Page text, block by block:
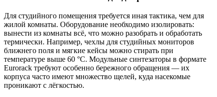
Для студийного помещения требуется иная тактика, чем для
жилой комнаты. Оборудование необходимо изолировать:
вынести из комнаты всё, что можно разобрать и обработать
термически. Например, чехлы для студийных мониторов
ближнего поля и мягкие кейсы можно стирать при
температуре выше 60 °C. Модульные синтезаторы в формате
Eurorack требуют особенно бережного обращения — их
корпуса часто имеют множество щелей, куда насекомые
проникают с лёгкостью.